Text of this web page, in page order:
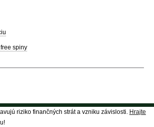
spiny
riziko finančných strát a vzniku závislosti. Hrajte